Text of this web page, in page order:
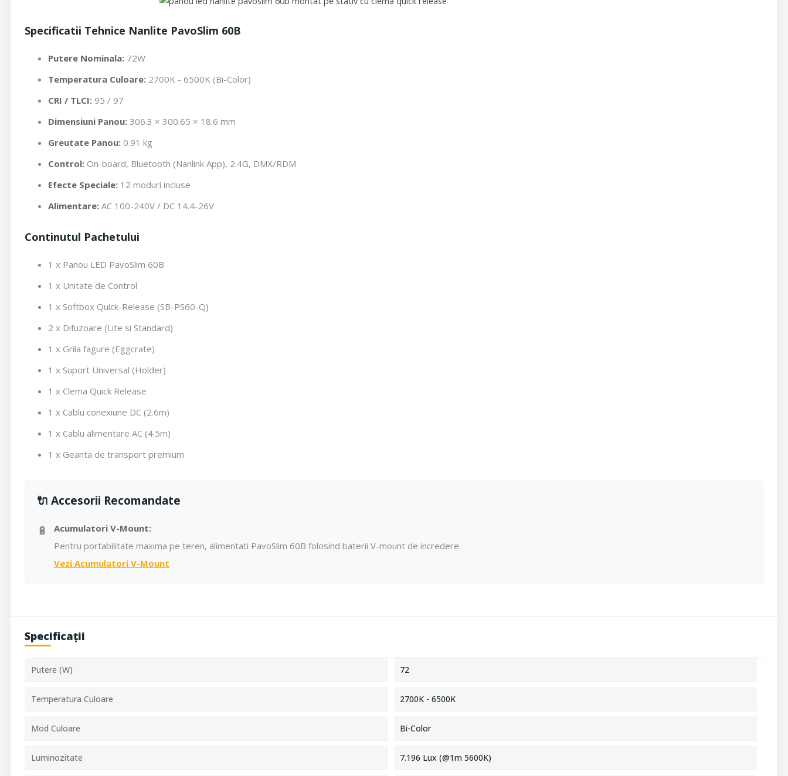
Specificatii Tehnice Nanlite PavoSlim 60B
Putere Nominala: 72W
Temperatura Culoare: 2700K - 6500K (Bi-Color)
CRI / TLCI: 95 / 97
Dimensiuni Panou: 306.3 × 300.65 × 18.6 mm
Greutate Panou: 0.91 kg
Control: On-board, Bluetooth (Nanlink App), 2.4G, DMX/RDM
Efecte Speciale: 12 moduri incluse
Alimentare: AC 100-240V / DC 14.4-26V
Continutul Pachetului
1 x Panou LED PavoSlim 60B
1 x Unitate de Control
1 x Softbox Quick-Release (SB-PS60-Q)
2 x Difuzoare (Lite si Standard)
1 x Grila fagure (Eggcrate)
1 x Suport Universal (Holder)
1 x Clema Quick Release
1 x Cablu conexiune DC (2.6m)
1 x Cablu alimentare AC (4.5m)
1 x Geanta de transport premium
🔌 Accesorii Recomandate
🔋
Acumulatori V-Mount:
Pentru portabilitate maxima pe teren, alimentati PavoSlim 60B folosind baterii V-mount de incredere.
Vezi Acumulatori V-Mount
Specificații
Putere (W) 72
Temperatura Culoare 2700K - 6500K
Mod Culoare Bi-Color
Luminozitate 7.196 Lux (@1m 5600K)